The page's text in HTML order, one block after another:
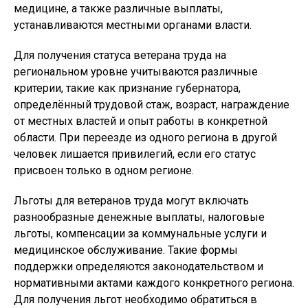
медицине, а также различные выплаты,
устанавливаются местными органами власти.
Для получения статуса ветерана труда на
региональном уровне учитываются различные
критерии, такие как признание губернатора,
определённый трудовой стаж, возраст, награждение
от местных властей и опыт работы в конкретной
области. При переезде из одного региона в другой
человек лишается привилегий, если его статус
присвоен только в одном регионе.
Льготы для ветеранов труда могут включать
разнообразные денежные выплаты, налоговые
льготы, компенсации за коммунальные услуги и
медицинское обслуживание. Такие формы
поддержки определяются законодательством и
нормативными актами каждого конкретного региона.
Для получения льгот необходимо обратиться в